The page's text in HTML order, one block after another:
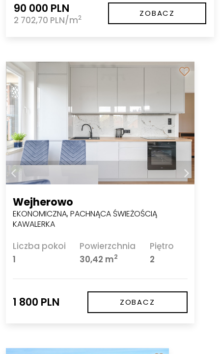
90 000 PLN
2 702,70 PLN/m2 ZOBACZ
Wejherowo
EKONOMICZNA, PACHNĄCA ŚWIEŻOŚCIĄ
KAWALERKA
Liczba pokoi
1
Powierzchnia
30,42 m2
Piętro
2
1 800 PLN ZOBACZ